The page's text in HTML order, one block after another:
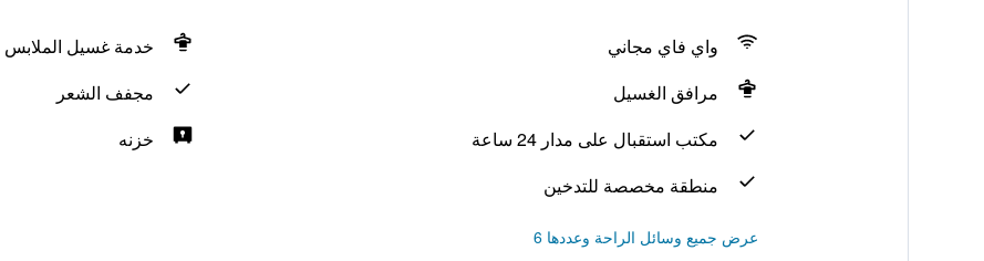
واي فاي مجاني
خدمة غسيل الملابس
مرافق الغسيل
مجفف الشعر
مكتب استقبال على مدار 24 ساعة
خزنه
منطقة مخصصة للتدخين
عرض جميع وسائل الراحة وعددها 6